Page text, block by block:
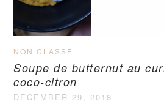
NON CLASSÉ
Soupe de butternut au
coco-citron
DECEMBER 29, 2018